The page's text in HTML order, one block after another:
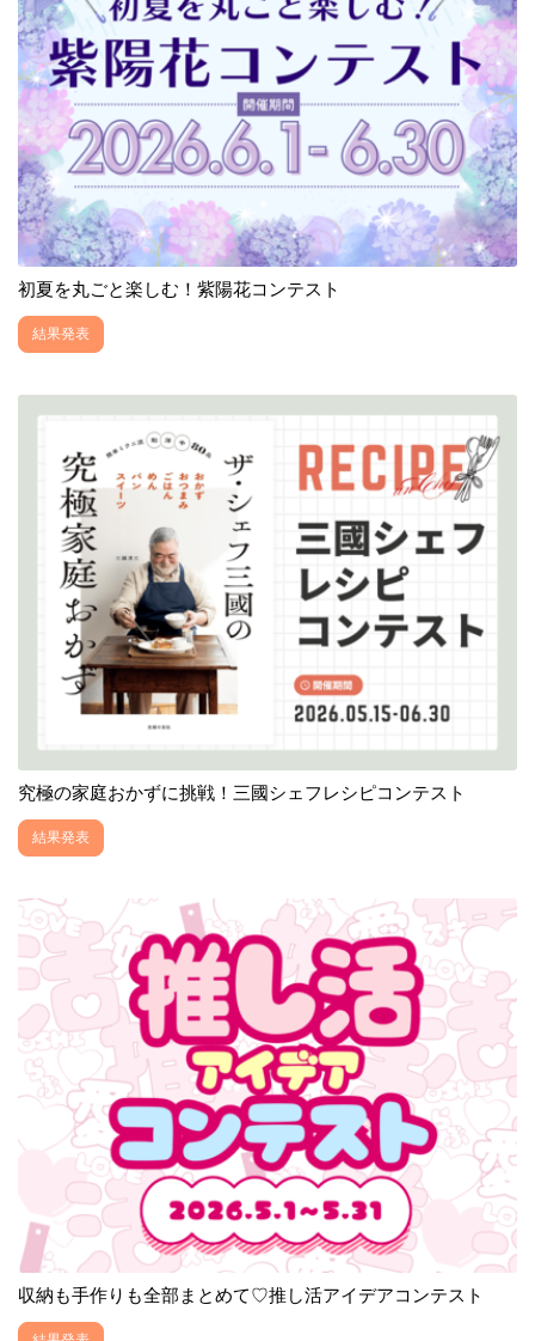
初夏を丸ごと楽しむ！紫陽花コンテスト
結果発表
究極の家庭おかずに挑戦！三國シェフレシピコンテスト
結果発表
収納も手作りも全部まとめて♡推し活アイデアコンテスト